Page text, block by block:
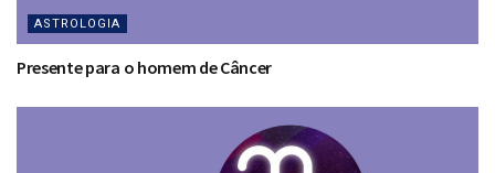
ASTROLOGIA
Presente para o homem de Câncer